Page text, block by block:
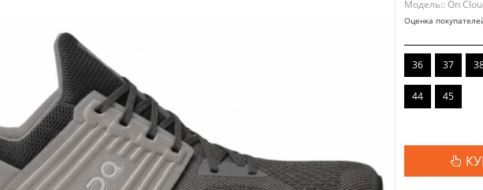
Модель:: On
Оценка
36 37
44 45